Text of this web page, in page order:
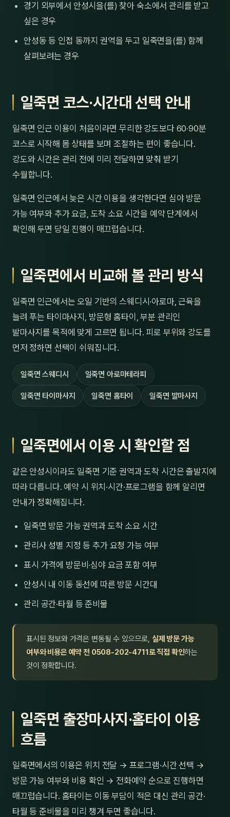
경기 외부에서 안성시을(를) 찾아 숙소에서 관리를 받고
싶은 경우
안성동 등 인접 동까지 권역을 두고 일죽면을(를) 함께
살펴보려는 경우
일죽면 코스·시간대 선택 안내
일죽면 인근 이용이 처음이라면 무리한 강도보다 60·90분
코스로 시작해 몸 상태를 보며 조절하는 편이 좋습니다.
강도와 시간은 관리 전에 미리 전달하면 맞춰 받기
수월합니다.
일죽면 인근에서 늦은 시간 이용을 생각한다면 심야 방문
가능 여부와 추가 요금, 도착 소요 시간을 예약 단계에서
확인해 두면 당일 진행이 매끄럽습니다.
일죽면에서 비교해 볼 관리 방식
일죽면 인근에서는 오일 기반의 스웨디시·아로마, 근육을
늘려 푸는 타이마사지, 방문형 홈타이, 부분 관리인
발마사지를 목적에 맞게 고르면 됩니다. 피로 부위와 강도를
먼저 정하면 선택이 쉬워집니다.
일죽면 스웨디시 일죽면 아로마테라피
일죽면 타이마사지 일죽면 홈타이 일죽면 발마사지
일죽면에서 이용 시 확인할 점
같은 안성시이라도 일죽면 기준 권역과 도착 시간은 출발지에
따라 다릅니다. 예약 시 위치·시간·프로그램을 함께 알리면
안내가 정확해집니다.
일죽면 방문 가능 권역과 도착 소요 시간
관리사 성별 지정 등 추가 요청 가능 여부
표시 가격에 방문비·심야 요금 포함 여부
안성시 내 이동 동선에 따른 방문 시간대
관리 공간·타월 등 준비물
표시된 정보와 가격은 변동될 수 있으므로, 실제 방문 가능
여부와 비용은 예약 전 0508-202-4711로 직접 확인하는
것이 정확합니다.
일죽면 출장마사지·홈타이 이용
흐름
일죽면에서의 이용은 위치 전달 → 프로그램·시간 선택 →
방문 가능 여부와 비용 확인 → 전화예약 순으로 진행하면
매끄럽습니다. 홈타이는 이동 부담이 적은 대신 관리 공간·
타월 등 준비물을 미리 챙겨 두면 좋습니다.